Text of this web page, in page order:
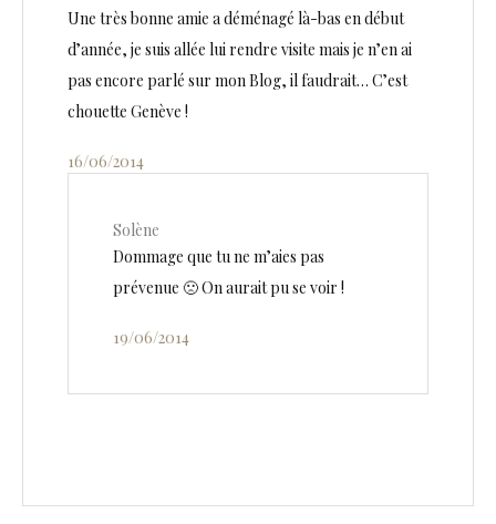
Une très bonne amie a déménagé là-bas en début
d’année, je suis allée lui rendre visite mais je n’en ai
pas encore parlé sur mon Blog, il faudrait… C’est
chouette Genève !
16/06/2014
Solène
Dommage que tu ne m’aies pas
prévenue 🙁 On aurait pu se voir !
19/06/2014